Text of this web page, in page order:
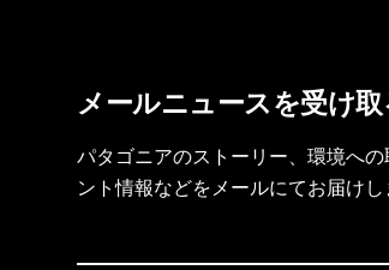
メールニュースを受け取
パタゴニアのストーリー、環境へ
ント情報などをメールにてお届けし